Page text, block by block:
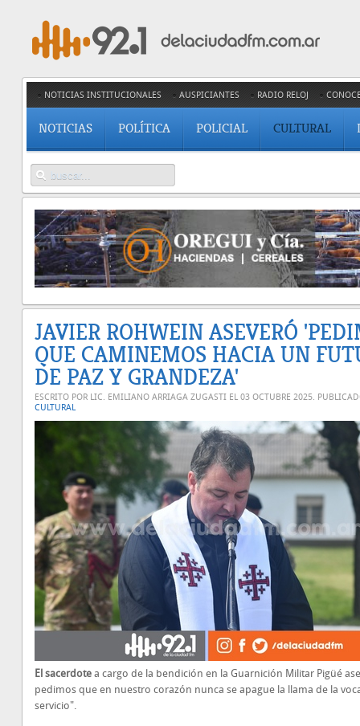
NOTICIAS INSTITUCIONALES AUSPICIANTES RADIO RELOJ
NOTICIAS POLÍTICA POLICIAL CULTURAL
JAVIER ROHWEIN ASEVERÓ
QUE CAMINEMOS HACIA UN
DE PAZ Y GRANDEZA'
ESCRITO POR LIC. EMILIANO ARRIAGA ZUGASTI EL 03 OCTUBRE 2025.
CULTURAL
El sacerdote a cargo de la bendición en la Guarnición Militar Pigüé
pedimos que en nuestro corazón nunca se apague la llama de la
servicio".